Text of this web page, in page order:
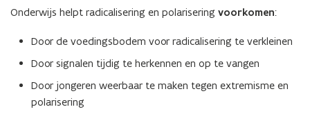
e
)
Onderwijs helpt radicalisering en polarisering voorkomen:
Door de voedingsbodem voor radicalisering te verkleinen
Door signalen tijdig te herkennen en op te vangen
Door jongeren weerbaar te maken tegen extremisme en
polarisering